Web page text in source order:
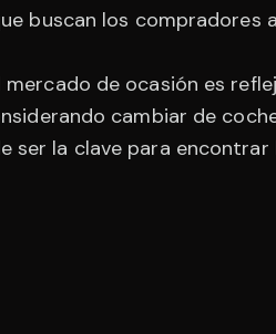
buscan los compradores
mercado de ocasión es
cambiar de
ser la clave para